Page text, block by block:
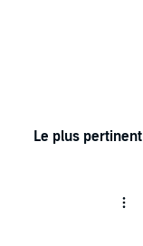
Le plus pertinent